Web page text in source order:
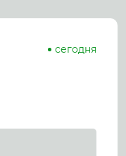
сегодня